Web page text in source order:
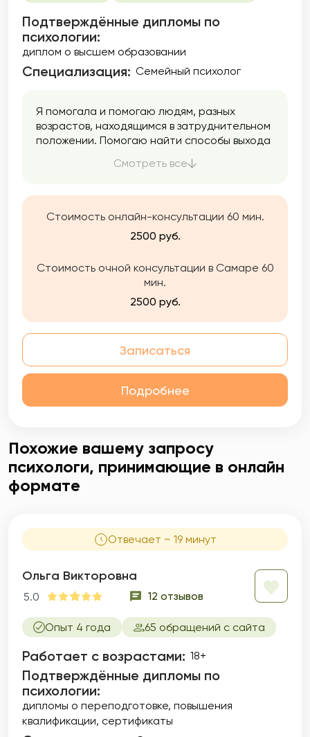
Подтверждённые дипломы по
психологии:
диплом о высшем образовании
Специализация: Семейный психолог
Я помогала и помогаю людям, разных
возрастов, находящимся в затруднительном
положении. Помогаю найти способы выхода
другой стороны, найти ресурсы, изменить
найти контакт с самим собой и
окружающими.
Смотреть все
Стоимость онлайн-консультации 60 мин.
2500 руб.
Стоимость очной консультации в Самаре 60
мин.
2500 руб.
Записаться
Подробнее
Похожие вашему запросу
психологи, принимающие в онлайн
формате
Отвечает ~ 19 минут
Ольга Викторовна
5.0 12 отзывов
Опыт 4 года 65 обращений с сайта
Работает с возрастами: 18+
Подтверждённые дипломы по
психологии:
дипломы о переподготовке повышения
квалификации сертификаты